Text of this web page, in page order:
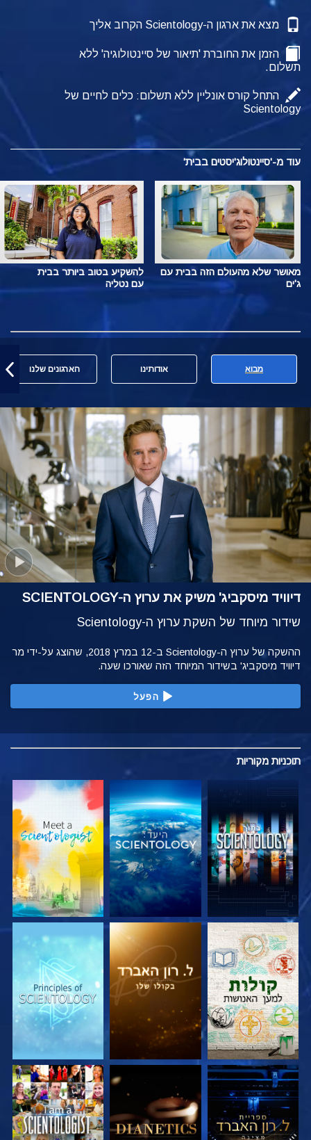
מצא את ארגון ה-Scientology הקרוב אליך
הזמן את החוברת 'תיאור של סיינטולוגיה' ללא
תשלום.
התחל קורס אונליין ללא תשלום: כלים לחיים של
Scientology
עוד מ-'סיינטולוג'יסטים בבית'
מאושר שלא מהעולם הזה בבית עם
ג'ים
להשקיע בטוב ביותר בבית
עם נטליה
מבוא אודותינו הארגונים שלנו
דיוויד מיסקביג' משיק את ערוץ ה-SCIENTOLOGY
שידור מיוחד של השקת ערוץ ה-Scientology
ההשקה של ערוץ ה-Scientology ב-12 במרץ 2018, שהוצג על-ידי מר
דיוויד מיסקביג' בשידור המיוחד הזה שאורכו שעה.
הפעל
תוכניות מקוריות
בדוק את הסדרה בדוק את הסדרה בדוק את הסדרה
בדוק את הסדרה בדוק את הסדרה צפה